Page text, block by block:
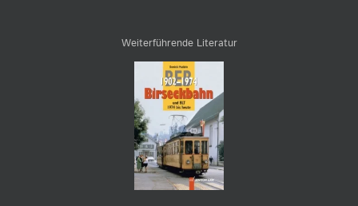
Weiterführende Literatur